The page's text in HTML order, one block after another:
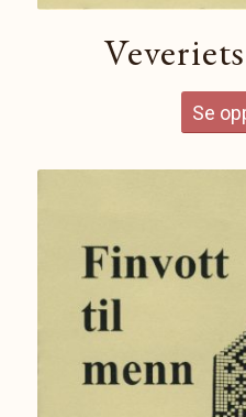
Se